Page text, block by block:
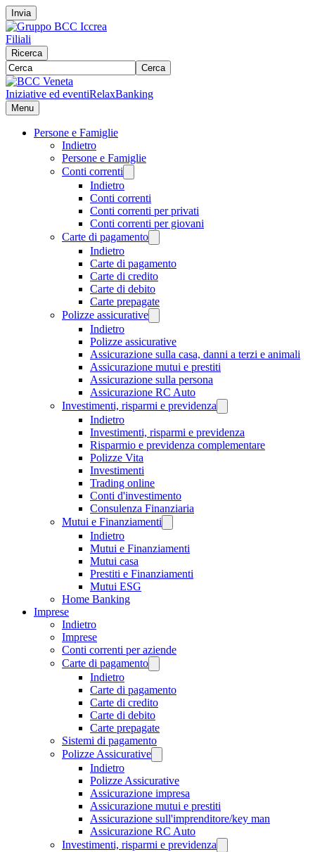
Invia
Filiali
Ricerca
Cerca
Iniziative ed eventiRelaxBanking
Menu
Persone e Famiglie
Indietro
Persone e Famiglie
Conti correnti
Indietro
Conti correnti
Conti correnti per privati
Conti correnti per giovani
Carte di pagamento
Indietro
Carte di pagamento
Carte di credito
Carte di debito
Carte prepagate
Polizze assicurative
Indietro
Polizze assicurative
Assicurazione sulla casa, danni a terzi e animali
Assicurazione mutui e prestiti
Assicurazione sulla persona
Assicurazione RC Auto
Investimenti, risparmi e previdenza
Indietro
Investimenti, risparmi e previdenza
Risparmio e previdenza complementare
Polizze Vita
Investimenti
Trading online
Conti d'investimento
Consulenza Finanziaria
Mutui e Finanziamenti
Indietro
Mutui e Finanziamenti
Mutui casa
Prestiti e Finanziamenti
Mutui ESG
Home Banking
Imprese
Indietro
Imprese
Conti correnti per aziende
Carte di pagamento
Indietro
Carte di pagamento
Carte di credito
Carte di debito
Carte prepagate
Sistemi di pagamento
Polizze Assicurative
Indietro
Polizze Assicurative
Assicurazione impresa
Assicurazione mutui e prestiti
Assicurazione sull'imprenditore/key man
Assicurazione RC Auto
Investimenti, risparmi e previdenza